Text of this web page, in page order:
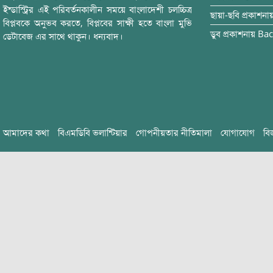
ইন্ডাস্ট্রির এই পরিবর্তনকালীন সময়ে বাংলাদেশী চলচ্চিত্র
বিপ্লবকে অনুভব করতে, বিপ্লবের সাক্ষী হতে বাংলা মুভি
ডেটাবেজ এর সাথে থাকুন। ধন্যবাদ।
ছায়া-ছবি
ডুব প্রকাশনায়
আমাদের কথা বিএমডিবি ভলান্টিয়ার গোপনীয়তার নীতিমালা যোগাযোগ